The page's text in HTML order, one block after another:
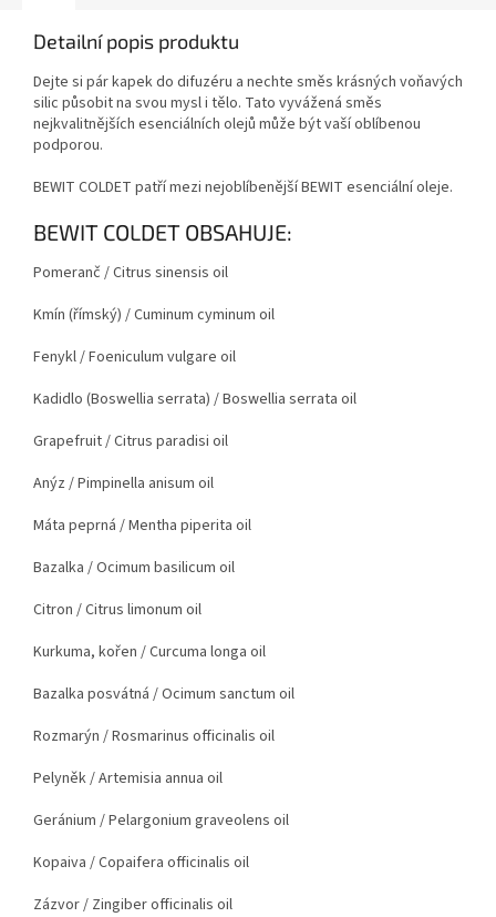
Detailní popis produktu
Dejte si pár kapek do difuzéru a nechte směs krásných voňavých
silic působit na svou mysl i tělo. Tato vyvážená směs
nejkvalitnějších esenciálních olejů může být vaší oblíbenou
podporou.
BEWIT COLDET patří mezi nejoblíbenější BEWIT esenciální oleje.
BEWIT COLDET OBSAHUJE:
Pomeranč / Citrus sinensis oil
Kmín (římský) / Cuminum cyminum oil
Fenykl/ Foeniculum vulgare oil
Kadidlo (Boswellia serrata) / Boswellia serrata oil
Grapefruit/ Citrus paradisi oil
Anýz / Pimpinella anisum oil
Máta peprná / Mentha piperita oil
Bazalka / Ocimum basilicum oil
Citron / Citrus limonum oil
Kurkuma, kořen / Curcuma longa oil
Bazalka posvátná / Ocimum sanctum oil
Rozmarýn / Rosmarinus officinalis oil
Pelyněk/ Artemisia annua oil
Geránium / Pelargonium graveolens oil
Kopaiva / Copaifera officinalis oil
Zázvor/ Zingiber officinalis oil